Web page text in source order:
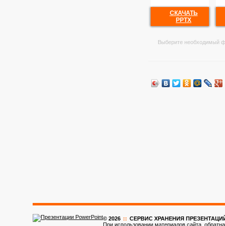
СКАЧАТЬ
PPTX
Выберите необходимый
© 2026 :: CЕРВИС ХРАНЕНИЯ ПРЕЗЕНТАЦИЙ
При использовании материалов сайта,